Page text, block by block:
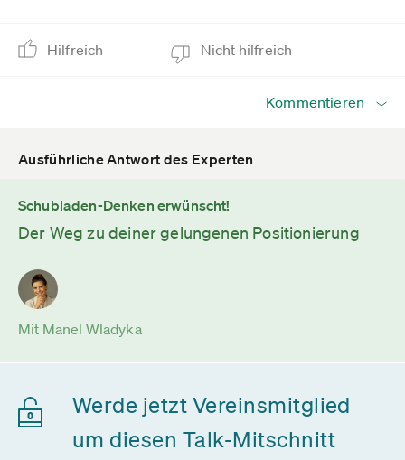
Hilfreich Nicht hilfreich
Kommentieren
Ausführliche Antwort des Experten
Schubladen-Denken erwünscht!
Der Weg zu deiner gelungenen Positionierung
Mit Manel Wladyka
Werde jetzt Vereinsmitglied
um diesen Talk-Mitschnitt